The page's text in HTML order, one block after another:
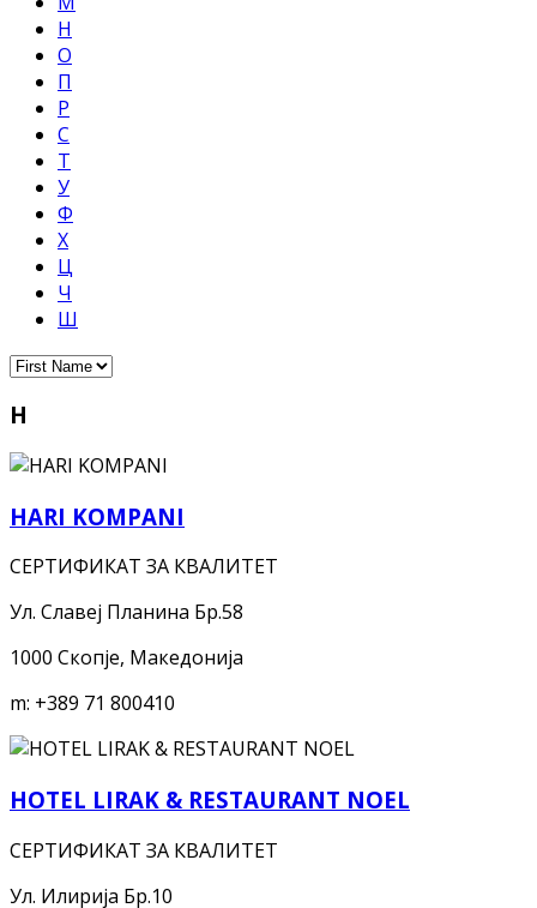
Н
О
П
Р
С
Т
У
Ф
Х
Ц
Ч
Ш
H
HARI KOMPANI
СЕРТИФИКАТ ЗА КВАЛИТЕТ
Ул. Славеј Планина Бр.58
1000 Скопје, Македонија
m: +389 71 800410
HOTEL LIRAK & RESTAURANT NOEL
СЕРТИФИКАТ ЗА КВАЛИТЕТ
Ул. Илирија Бр.10